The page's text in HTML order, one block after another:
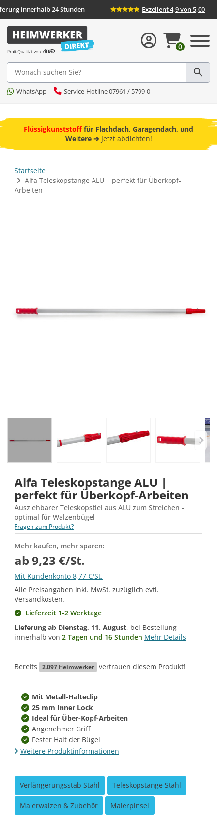
Lieferung innerhalb 24 Stunden Exzellent 4,9 von
Suche
WhatsApp Service-Hotline 07961 / 5799-0
0
Flüssigkunststofffür Flachdach, Garagendach, und
Weitere ➔ Jetzt abdichten!
Startseite
Alfa Teleskopstange ALU | perfekt für Überkopf-
Arbeiten
Alfa Teleskopstange ALU |
perfekt für Überkopf-Arbeiten
Ausziehbarer Teleskopstiel aus ALU zum Streichen -
optimal für Walzenbügel
Fragen zum Produkt?
Mehr kaufen, mehr sparen:
ab 9,23 €/St.
Mit Kundenkonto 8,77 €/St.
Alle Preisangaben inkl. MwSt. zuzüglich evtl.
Versandkosten.
Lieferzeit 1-2 Werktage
Lieferung ab Dienstag, 11. August, bei Bestellung
innerhalb von 2 Tagen und 16 Stunden Mehr Details
Bereits 2.097 Heimwerker vertrauen diesem Produkt!
Mit Metall-Halteclip
25 mm Inner Lock
Ideal für Über-Kopf-Arbeiten
Angenehmer Griff
Fester Halt der Bügel
Weitere Produktinformationen
Verlängerungsstab Stahl Teleskopstange Stahl
Malerwalzen & Zubehör Malerpinsel